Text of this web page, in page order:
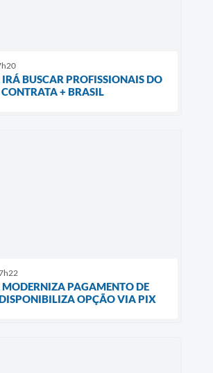
IRÁ BUSCAR PROFISSIONAIS DO
+ BRASIL
MODERNIZA PAGAMENTO DE
OPÇÃO VIA PIX